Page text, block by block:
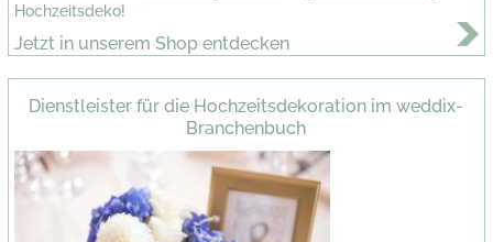
Hochzeitsdeko!
Jetzt in unserem Shop entdecken
Dienstleister für die Hochzeitsdekoration im weddix-
Branchenbuch